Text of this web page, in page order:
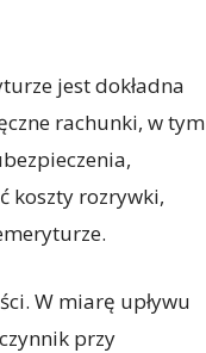
jest dokładna
rachunki, w tym
koszty rozrywki,
W miarę upływu
przy